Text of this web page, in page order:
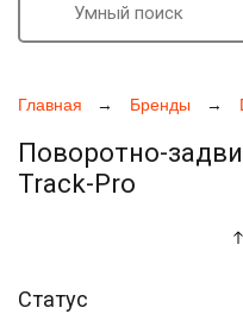
Главная Бренды
Поворотно-
Track-Pro
Статус